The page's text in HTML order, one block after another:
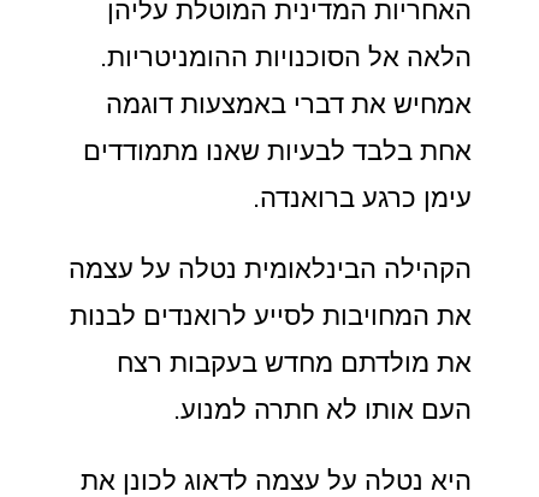
האחריות המדינית המוטלת עליהן
הלאה אל הסוכנויות ההומניטריות.
אמחיש את דברי באמצעות דוגמה
אחת בלבד לבעיות שאנו מתמודדים
עימן כרגע ברואנדה.
הקהילה הבינלאומית נטלה על עצמה
את המחויבות לסייע לרואנדים לבנות
את מולדתם מחדש בעקבות רצח
העם אותו לא חתרה למנוע.
היא נטלה על עצמה לדאוג לכונן את